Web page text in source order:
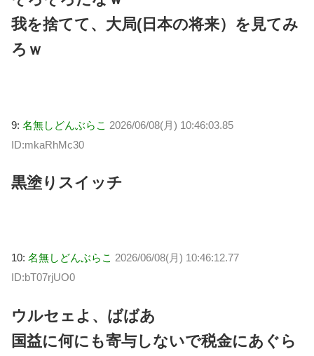
我を捨てて、大局(日本の将来）を見てみ
ろｗ
9: 名無しどんぶらこ 2026/06/08(月) 10:46:03.85
ID:mkaRhMc30
黒塗りスイッチ
10: 名無しどんぶらこ 2026/06/08(月) 10:46:12.77
ID:bT07rjUO0
ウルセェよ、ばばあ
国益に何にも寄与しないで税金にあぐら